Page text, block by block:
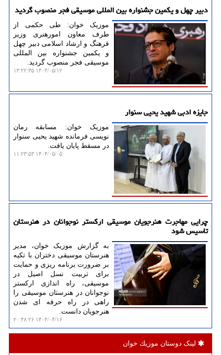
دبیر چهل و یکمین جشنواره بین المللی موسیقی فجر منصوب گردید
موزیک خوان: طی حکمی از
طرف معاون امورهنری وزیر
فرهنگ و ارشاد اسلامی دبیر چهل
و یکمین جشنواره بین المللی
موسیقی فجر منصوب گردید.
۱۴۰۴/۰۵/۱۲ ۱۳:۲۲:۳۵
جایزه ادبی شهید یحیی سنوار
موزیک خوان: مسابقه رمان
نویسی فرمانده شهید یحیی سنوار
در مسقط پایان یافت.
۱۴۰۴/۰۵/۰۵ ۱۱:۲۳:۵۳
چرایی مهاجرت هنرجویان موسیقی ارکستر نوجوانان در هنرستان
تاسیس شود
به گزارش موزیک خوان، مدیر
هنرستان موسیقی دختران با تکیه
بر ضرورت برنامه ریزی و حمایت
برای تربیت نسل اصیل در
موسیقی، راه اندازی ارکستر
نوجوانان در هنرستان موسیقی را
راهی در راه حرفه ای شدن
هنرجویان دانست.
۱۴۰۴/۰۴/۱۶ ۲۰:۴۸:۲۶
لینک دوستان موزیك خوان